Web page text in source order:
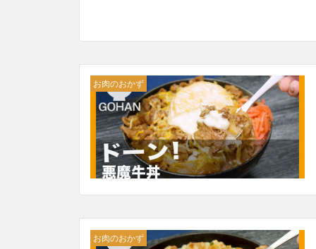
お肉のおかず
お肉のおかず